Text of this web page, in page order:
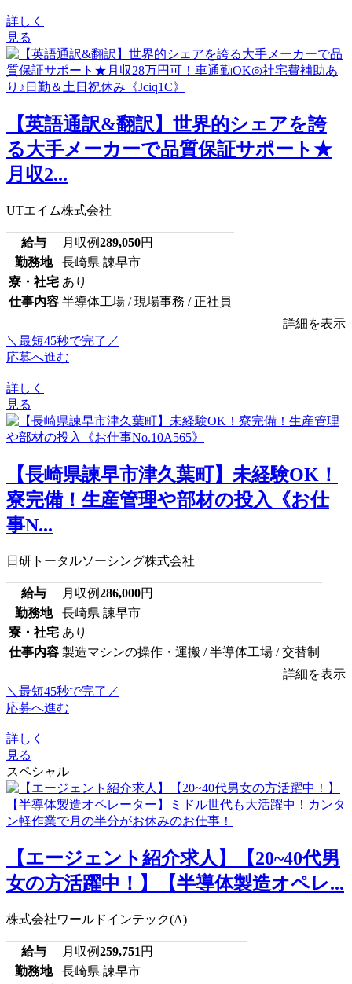
詳しく
見る
【英語通訳&翻訳】世界的シェアを誇
る大手メーカーで品質保証サポート★
月収2...
UTエイム株式会社
給与 月収例289,050円
勤務地
長崎県 諫早市
寮・社宅 あり
仕事内容 半導体工場 / 現場事務 / 正社員
詳細を表示
＼最短45秒で完了／
応募へ進む
詳しく
見る
【長崎県諫早市津久葉町】未経験OK！
寮完備！生産管理や部材の投入《お仕
事N...
日研トータルソーシング株式会社
給与 月収例286,000円
勤務地
長崎県 諫早市
寮・社宅 あり
仕事内容 製造マシンの操作・運搬 / 半導体工場 / 交替制
詳細を表示
＼最短45秒で完了／
応募へ進む
詳しく
見る
スペシャル
【エージェント紹介求人】【20~40代男
女の方活躍中！】【半導体製造オペレ...
株式会社ワールドインテック(A)
給与 月収例259,751 円
勤務地
長崎県 諫早市